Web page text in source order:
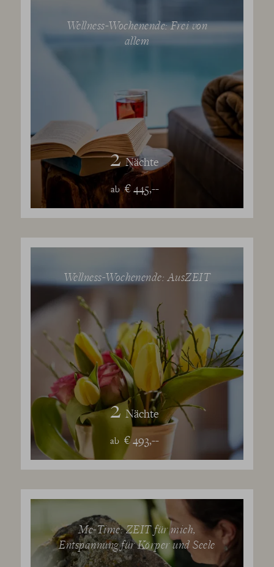
Wellness-Wochenende: Frei von
allem
2 Nächte
ab € 445,--
Wellness-Wochenende: AusZEIT
2 Nächte
ab € 493,--
Me-Time: ZEIT für mich,
Entspannung für Körper und Seele